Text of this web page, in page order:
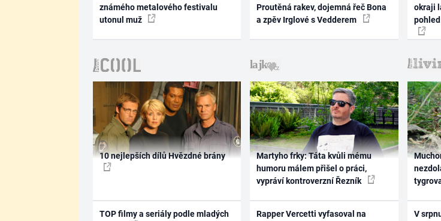
známého metalového festivalu
utonul muž
Proutěná rakev, dojemná řeč Bona
a zpěv Irglové s Vedderem
okraji
10 nejlepších dílů Hvězdné brány
TOP filmy a seriály podle mladých
Martyho frky: Táta kvůli mému
humoru málem přišel o práci,
vypráví kontroverzní Řezník
Rapper Vercetti vyfasoval na
V